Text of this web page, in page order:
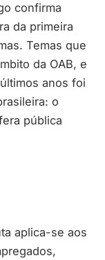
confirma
da primeira
Temas que
da OAB, e
anos foi
o
pública
aplica-se aos